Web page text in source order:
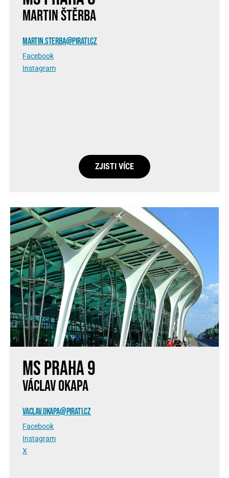
MARTIN ŠTĚRBA
MARTIN.STERBA@PIRATI.CZ
Facebook
Instagram
ZJISTI VÍCE
MS Praha 9
VÁCLAV OKAPA
VACLAV.OKAPA@PIRATI.CZ
Facebook
Instagram
X